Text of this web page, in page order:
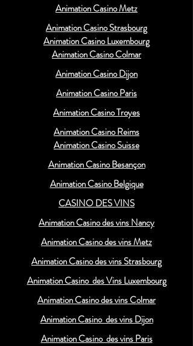
Animation Casino Metz
Animation Casino Strasbourg
Animation Casino Luxembourg
Animation Casino Colmar
Animation Casino Dijon
Animation Casino Paris
Animation Casino Troyes
Animation Casino Reims
Animation Casino Suisse
Animation Casino Besançon
Animation Casino Belgique
CASINO DES VINS
Animation Casino des vins Nancy
Animation Casino des vins Metz
Animation Casino des vins Strasbourg
Animation Casino des Vins Luxembourg
Animation Casino des vins Colmar
Animation Casino des vins Dijon
Animation Casino des vins Paris